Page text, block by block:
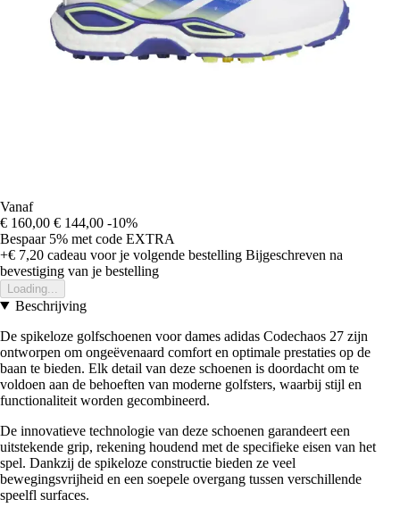
Vanaf
€ 160,00 € 144,00 -10%
Bespaar 5% met code EXTRA
+€ 7,20 cadeau voor je volgende bestelling Bijgeschreven na
bevestiging van je bestelling
Loading...
Beschrijving
De spikeloze golfschoenen voor dames adidas Codechaos 27 zijn
ontworpen om ongeëvenaard comfort en optimale prestaties op de
baan te bieden. Elk detail van deze schoenen is doordacht om te
voldoen aan de behoeften van moderne golfsters, waarbij stijl en
functionaliteit worden gecombineerd.
De innovatieve technologie van deze schoenen garandeert een
uitstekende grip, rekening houdend met de specifieke eisen van het
spel. Dankzij de spikeloze constructie bieden ze veel
bewegingsvrijheid en een soepele overgang tussen verschillende
speelfl surfaces.